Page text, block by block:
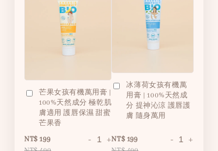
芒果女孩有機萬用膏 |
100%天然成分 極乾肌
膚適用 護唇保濕 甜蜜
芒果香
NT$ 199
- +
冰薄荷女孩有機萬
用膏 | 100%天然成
分 提神沁涼 護唇護
膚 隨身萬用
NT$ 199
- +